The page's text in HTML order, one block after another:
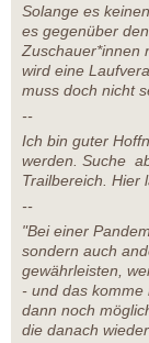
Solange es
es gegenüber
Zuschauer*innen
wird eine
muss doch nicht
--
Ich bin guter
werden. Suche
Trailbereich. Hier
--
"Bei einer
sondern auch
gewährleisten,
- und das komme
dann noch
die danach